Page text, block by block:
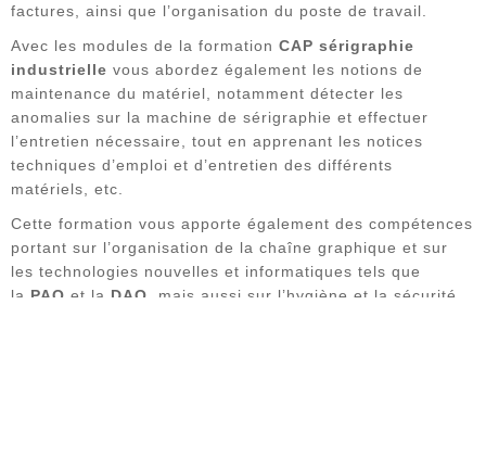
factures, ainsi que l’organisation du poste de travail.
Avec les modules de la formation CAP sérigraphie
industrielle vous abordez également les notions de
maintenance du matériel, notamment détecter les
anomalies sur la machine de sérigraphie et effectuer
l’entretien nécessaire, tout en apprenant les notices
techniques d’emploi et d’entretien des différents
matériels, etc.
Cette formation vous apporte également des compétences
portant sur l’organisation de la chaîne graphique et sur
les technologies nouvelles et informatiques tels que
la PAO et la DAO, mais aussi sur l’hygiène et la sécurité.